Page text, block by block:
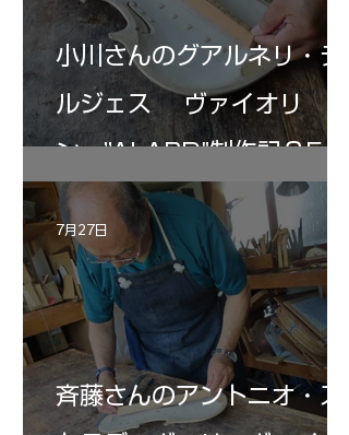
小川さんのグアルネリ・デ
ルジェス ヴァイオリ
ン ”ALARD"制作記３5
斉藤さんのアントニオ・ス
7月27日